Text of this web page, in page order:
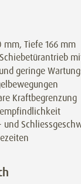
mm, Tiefe 166 mm
geringe
Kraftbegrenzung
und